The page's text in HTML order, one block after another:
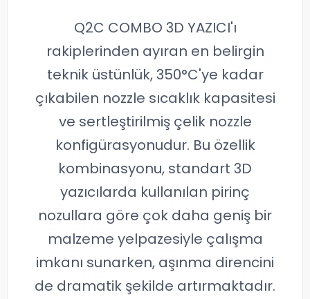
Q2C COMBO 3D YAZICI'ı
rakiplerinden ayıran en belirgin
teknik üstünlük, 350°C'ye kadar
çıkabilen nozzle sıcaklık kapasitesi
ve sertleştirilmiş çelik nozzle
konfigürasyonudur. Bu özellik
kombinasyonu, standart 3D
yazıcılarda kullanılan pirinç
nozullara göre çok daha geniş bir
malzeme yelpazesiyle çalışma
imkanı sunarken, aşınma direncini
de dramatik şekilde artırmaktadır.